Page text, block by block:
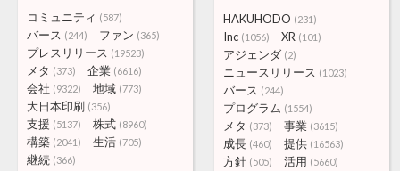
HAKUHODO (231)
Inc (1056) XR (101)
アジェンダ (2)
ニュースリリース (1023)
バース (244)
プログラム (1554)
メタ (373) 事業 (3615)
成長 (460) 提供 (16563)
方針 (505) 活用 (5660)
コミュニティ (587)
バース (244) ファン (365)
プレスリリース (19523)
メタ (373) 企業 (6616)
会社 (9322) 地域 (773)
大日本印刷 (356)
支援 (5137) 株式 (8960)
構築 (2041) 生活 (705)
継続 (366)